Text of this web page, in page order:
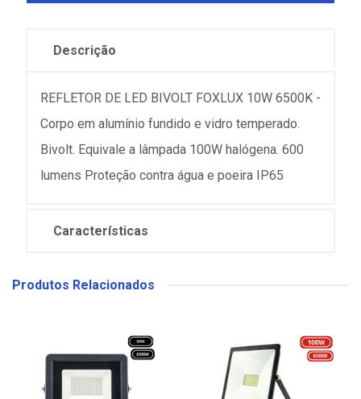
Descrição
REFLETOR DE LED BIVOLT FOXLUX 10W 6500K -
Corpo em alumínio fundido e vidro temperado.
Bivolt. Equivale a lâmpada 100W halógena. 600
lumens Proteção contra água e poeira IP65
Características
Produtos Relacionados